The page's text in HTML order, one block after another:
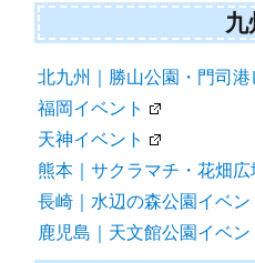
九
北九州｜勝山公園・門司港
福岡イベント
天神イベント
熊本｜サクラマチ・花畑広
長崎｜水辺の森公園イベン
鹿児島｜天文館公園イベン